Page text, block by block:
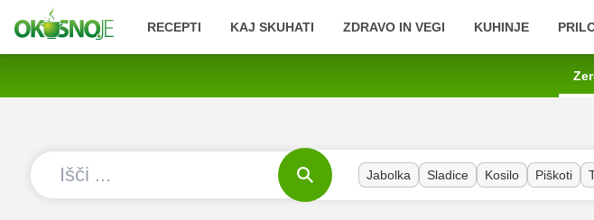
RECEPTI KAJ SKUHATI ZDRAVO IN VEGI KUHINJE
Jabolka Sladice Kosilo Piškoti